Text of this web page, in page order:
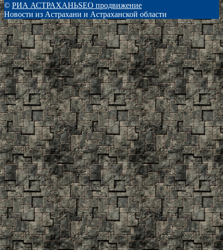
© РИА АСТРАХАНЬSEO продвижение
Новости из Астрахани и Астраханской области